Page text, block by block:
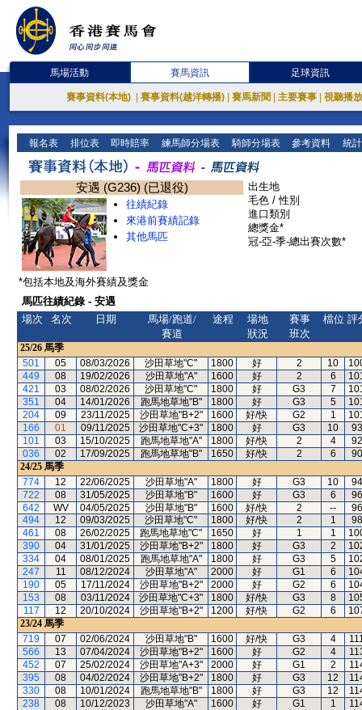
馬場活動 賽馬資訊 足球資訊
賽事資料(本地) 賽事資料(越洋轉播) 賽馬新聞 主要賽事 視聽播
報名表 排位表 即時賠率 練馬師分場表 騎師分場表 參考資料 統
安遇 (G236) (已退役)
往績紀錄
來港前賽績記錄
其他馬匹
出生地
毛色 / 性別
進口類別
總獎金*
冠-亞-季-總出賽次數*
*包括本地及海外賽績及獎金
馬匹往績紀錄 - 安遇
場次
名次 日期
馬場/跑道/
賽道
途程
場地
狀況
賽事
班次
檔位 評
25/26 馬季
501
05 08/03/2026 沙田草地"C" 1800 好 2 10
449
08 19/02/2026 沙田草地"A" 1600 好 2 6
421
03 08/02/2026 沙田草地"C" 1800 好 G3 7
351
04 14/01/2026 跑馬地草地"B" 1800 好 G3 5
204
09 23/11/2025 沙田草地"B+2" 1600 好/快 G2 1
166
01 09/11/2025 沙田草地"C+3" 1800 好 G3 10
93
101
03 15/10/2025 跑馬地草地"A" 1800 好/快 2 4
92
036
02 17/09/2025 跑馬地草地"B" 1650 好/快 2 6
90
24/25 馬季
774
12 22/06/2025 沙田草地"A" 1800 好 G3 10
94
722
08 31/05/2025 沙田草地"B" 1600 好 G3 6
96
642
WV 04/05/2025 沙田草地"B" 1600 好/快 2 --
96
494
12 09/03/2025 沙田草地"C" 1800 好/快 2 1
98
461
08 26/02/2025 跑馬地草地"C" 1650 好 1 1
390
04 31/01/2025 沙田草地"B+2" 1800 好 G3 2
334
04 08/01/2025 跑馬地草地"A" 1800 好 G3 5
247
11 08/12/2024 沙田草地"A" 2000 好 G1 6
190
05 17/11/2024 沙田草地"B+2" 2000 好 G2 6
153
08 03/11/2024 沙田草地"C+3" 1800 好/快 G3 8
117
12 20/10/2024 沙田草地"B+2" 1200 好/快 G2 6
23/24 馬季
719
07 02/06/2024 沙田草地"B" 1600 好/快 G3 4
566
13 07/04/2024 沙田草地"B+2" 1600 好 G2 4
452
07 25/02/2024 沙田草地"A+3" 2000 好 G1 2
395
08 04/02/2024 沙田草地"B+2" 1800 好 G3 12
330
08 10/01/2024 跑馬地草地"B" 1800 好 G3 12
238
08 10/12/2023 沙田草地"A" 1600 好 G1 1